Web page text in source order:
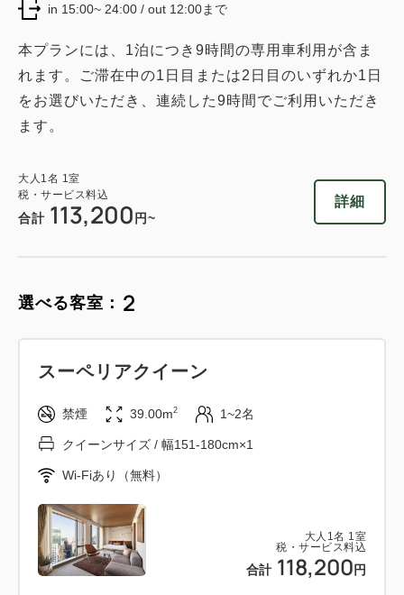
in 15:00~ 24:00 / out 12:00まで
本プランには、1泊につき9時間の専用車利用が含ま
れます。ご滞在中の1日目または2日目のいずれか1日
をお選びいただき、連続した9時間でご利用いただき
ます。
大人 1名 1室
税・サービス料込
合計 113,200 円~
詳細
選べる客室： 2
大人 1名 1室
税・サービス料込
合計 118,200 円
スーペリアクイーン
禁煙 39.00m2 1~2名
クイーンサイズ / 幅151-180cm×1
Wi-Fiあり（無料）